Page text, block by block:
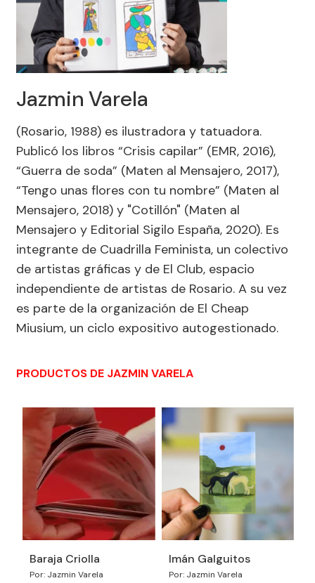
Jazmin Varela
(Rosario, 1988) es ilustradora y tatuadora.
Publicó los libros “Crisis capilar” (EMR, 2016),
“Guerra de soda” (Maten al Mensajero, 2017),
“Tengo unas flores con tu nombre” (Maten al
Mensajero, 2018) y "Cotillón" (Maten al
Mensajero y Editorial Sigilo España, 2020). Es
integrante de Cuadrilla Feminista, un colectivo
de artistas gráficas y de El Club, espacio
independiente de artistas de Rosario. A su vez
es parte de la organización de El Cheap
Miusium, un ciclo expositivo autogestionado.
PRODUCTOS DE JAZMIN VARELA
Baraja Criolla
Por: Jazmin Varela
Imán Galguitos
Por: Jazmin Varela